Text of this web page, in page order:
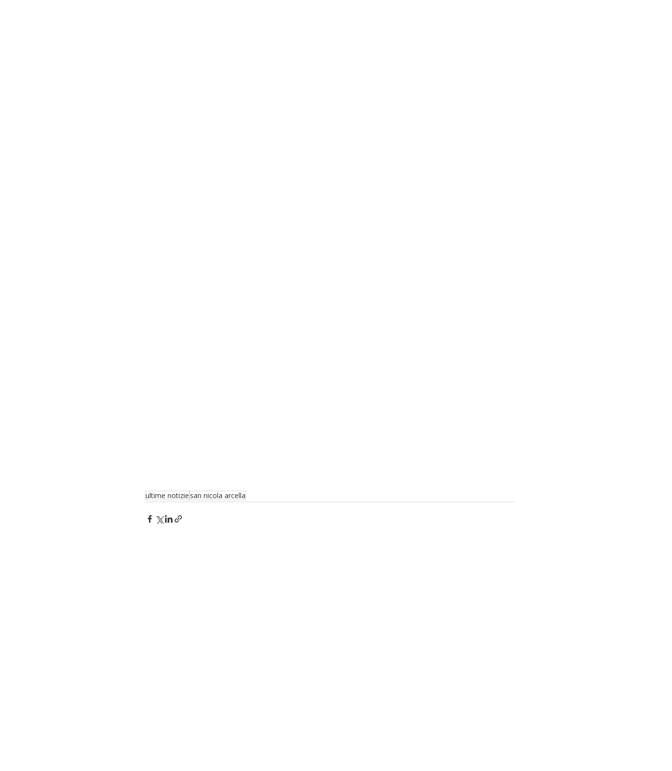
ultime notizie san nicola arcella